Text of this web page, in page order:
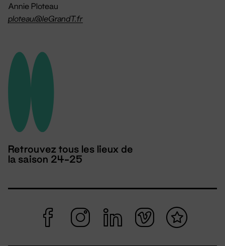
Annie Ploteau
ploteau@leGrandT.fr
Retrouvez tous les lieux de
la saison 24-25